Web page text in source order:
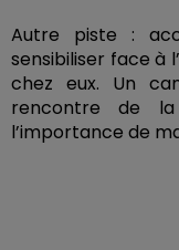
Autre piste :
sensibiliser face à
chez eux. Un
rencontre de
l’importance de